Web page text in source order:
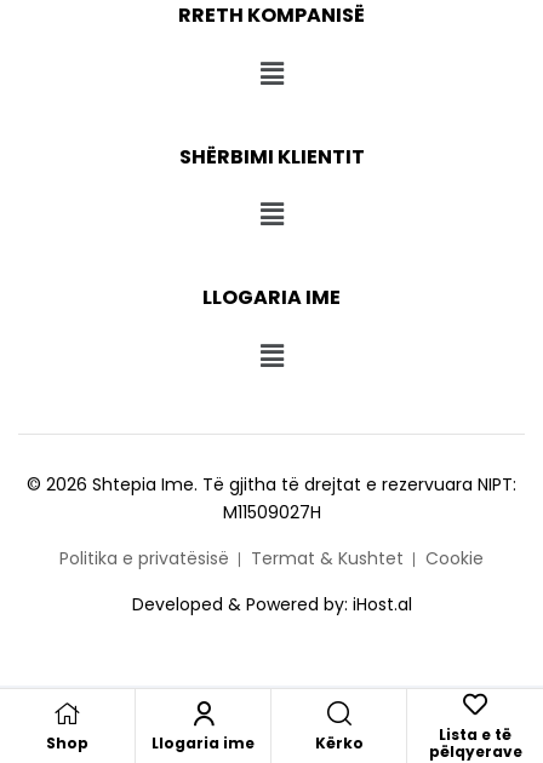
Shop Llogaria ime Kërko
Lista e të
pëlqyerave
RRETH KOMPANISË
SHËRBIMI KLIENTIT
LLOGARIA IME
© 2026 Shtepia Ime. Të gjitha të drejtat e rezervuara NIPT:
M11509027H
Politika e privatësisë
Termat & Kushtet
Cookie
Developed & Powered by: iHost.al